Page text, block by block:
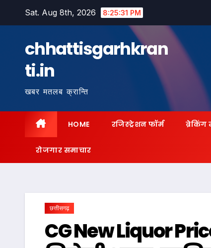
Sat. Aug 8th, 2026 8:25:33 PM
chhattisgarhkran
ti.in
खबर मतलब क्रान्ति
HOME रजिस्ट्रेशन फॉर्म ब्रेकिंग
रोजगार समाचार
छत्तीसगढ़
CG New Liquor